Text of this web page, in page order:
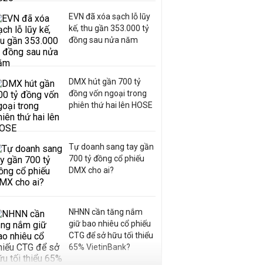
EVN đã xóa sạch lỗ lũy
kế, thu gần 353.000 tỷ
đồng sau nửa năm
DMX hút gần 700 tỷ
đồng vốn ngoại trong
phiên thứ hai lên HOSE
Tự doanh sang tay gần
700 tỷ đồng cổ phiếu
DMX cho ai?
NHNN cần tăng nắm
giữ bao nhiêu cổ phiếu
CTG để sở hữu tối thiểu
65% VietinBank?